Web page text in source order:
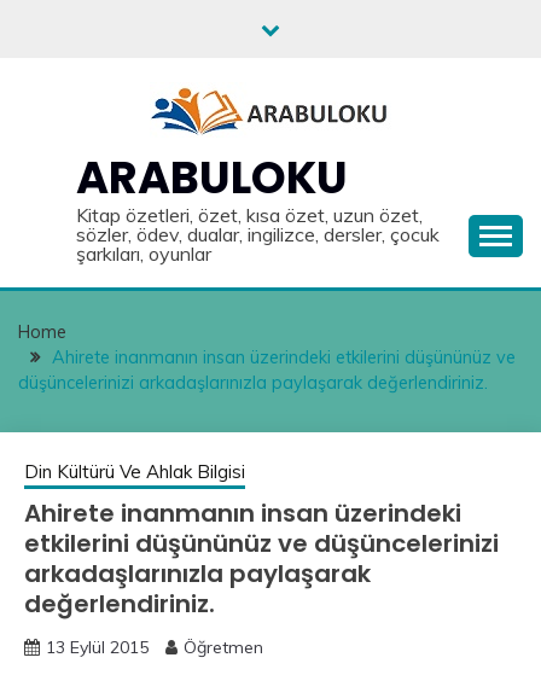
ARABULOKU
Kitap özetleri, özet, kısa özet, uzun özet,
sözler, ödev, dualar, ingilizce, dersler, çocuk
şarkıları, oyunlar
Home
Ahirete inanmanın insan üzerindeki etkilerini düşününüz ve
düşüncelerinizi arkadaşlarınızla paylaşarak değerlendiriniz.
Din Kültürü Ve Ahlak Bilgisi
Ahirete inanmanın insan üzerindeki
etkilerini düşününüz ve düşüncelerinizi
arkadaşlarınızla paylaşarak
değerlendiriniz.
13 Eylül 2015 Öğretmen